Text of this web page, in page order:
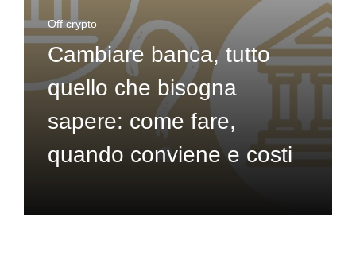
Off crypto
Cambiare banca, tutto
quello che bisogna
sapere: come fare,
quando conviene e costi